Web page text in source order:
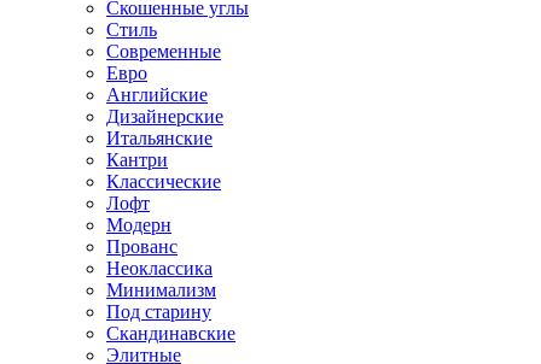
Скошенные углы
Стиль
Современные
Евро
Английские
Дизайнерские
Итальянские
Кантри
Классические
Лофт
Модерн
Прованс
Неоклассика
Минимализм
Под старину
Скандинавские
Элитные